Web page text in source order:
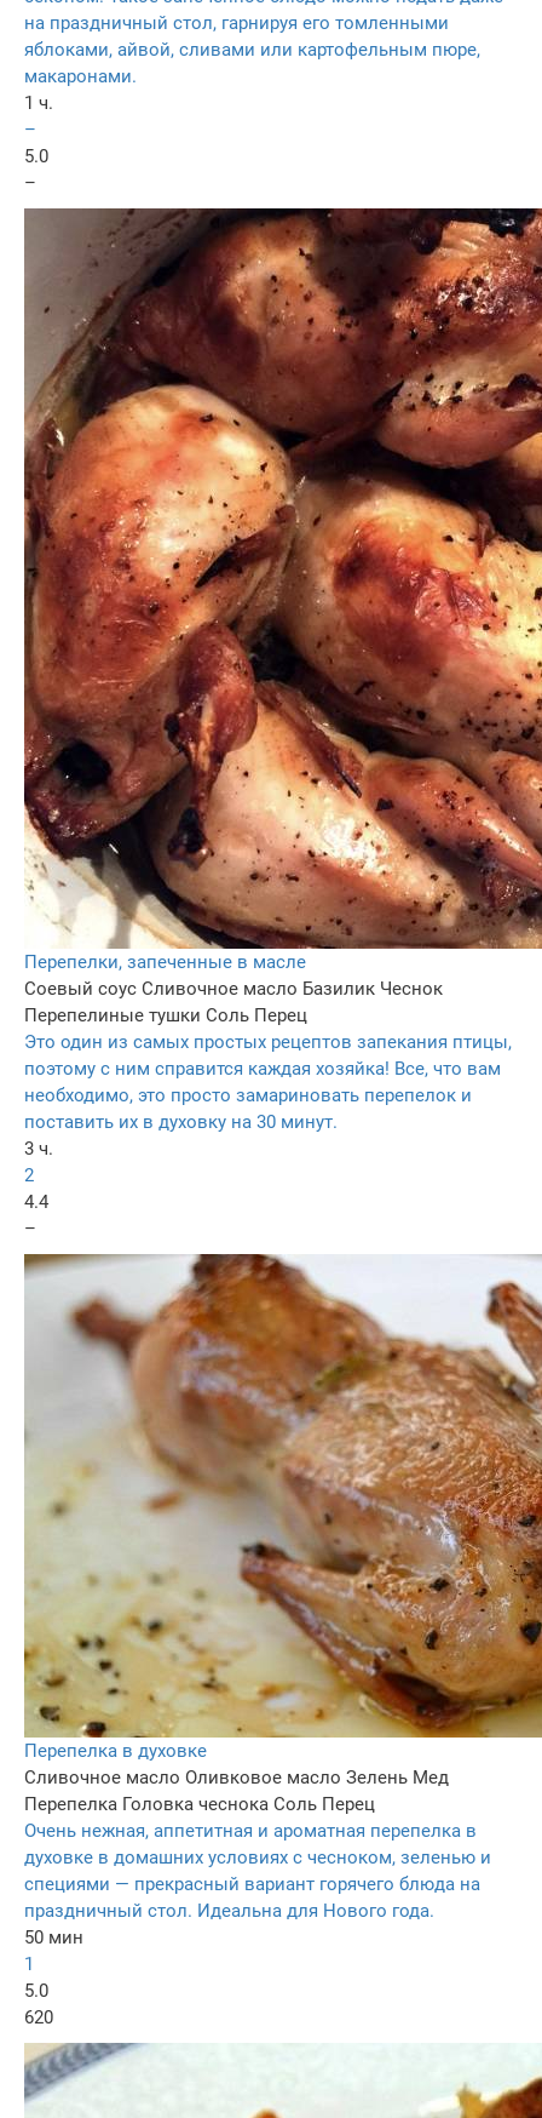
на праздничный стол, гарнируя его томленными
яблоками, айвой, сливами или картофельным пюре,
макаронами.
1 ч.
–
5.0
–
Перепелки, запеченные в масле
Соевый соус Сливочное масло Базилик Чеснок
Перепелиные тушки Соль Перец
Это один из самых простых рецептов запекания птицы,
поэтому с ним справится каждая хозяйка! Все, что вам
необходимо, это просто замариновать перепелок и
поставить их в духовку на 30 минут.
3 ч.
2
4.4
–
Перепелка в духовке
Сливочное масло Оливковое масло Зелень Мед
Перепелка Головка чеснока Соль Перец
Очень нежная, аппетитная и ароматная перепелка в
духовке в домашних условиях с чесноком, зеленью и
специями — прекрасный вариант горячего блюда на
праздничный стол. Идеальна для Нового года.
50 мин
1
5.0
620